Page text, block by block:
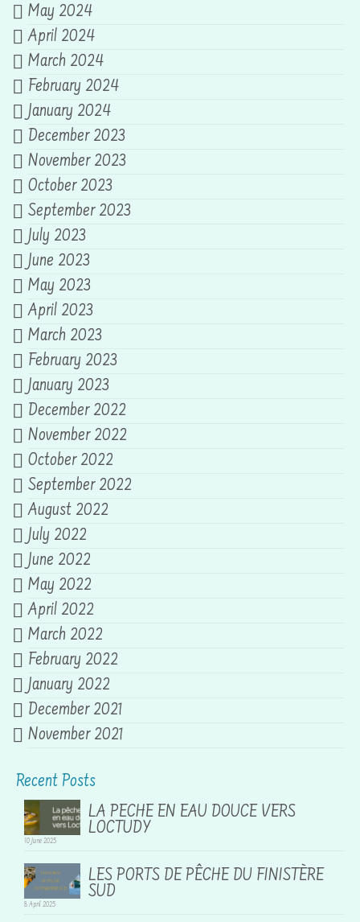
May 2024
April 2024
March 2024
February 2024
January 2024
December 2023
November 2023
October 2023
September 2023
July 2023
June 2023
May 2023
April 2023
March 2023
February 2023
January 2023
December 2022
November 2022
October 2022
September 2022
August 2022
July 2022
June 2022
May 2022
April 2022
March 2022
February 2022
January 2022
December 2021
November 2021
Recent Posts
LA PECHE EN EAU DOUCE VERS
LOCTUDY
10 June 2025
LES PORTS DE PÊCHE DU FINISTÈRE
SUD
8 April 2025